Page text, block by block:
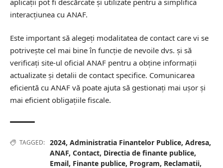
interacțiunea cu ANAF.
Este important să alegeți modalitatea de contact care vi se
potrivește cel mai bine în funcție de nevoile dvs. și să
verificați site-ul oficial ANAF pentru a obține informații
actualizate și detalii de contact specifice. Comunicarea
eficientă cu ANAF vă poate ajuta să gestionați mai ușor și
mai eficient obligațiile fiscale.
TAGGED: 2024, Administratia Finantelor Publice, Adresa,
ANAF, Contact, Directia de finante publice,
Email, Finante publice, Program, Reclamatii,